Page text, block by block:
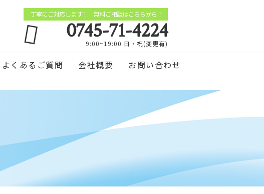
丁寧にご対応します！ 無料ご相談はこちらから！
0745-71-4224
9:00~19:00 日・祝(変更有)
よくあるご質問 会社概要 お問い合わせ